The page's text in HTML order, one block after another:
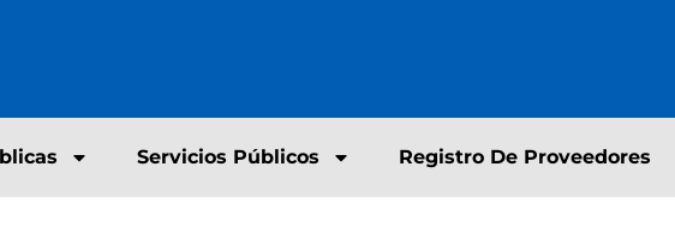
Servicios Públicos Registro De Proveedores